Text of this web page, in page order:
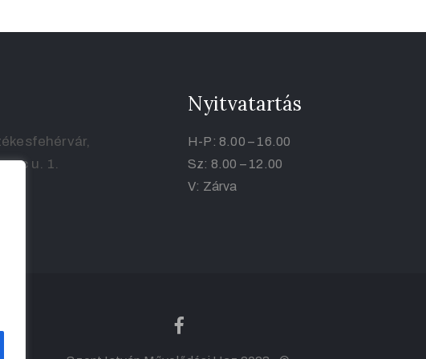
u. 1.
Nyitvatartás
H-P: 8.00 – 16.00
Sz: 8.00 – 12.00
V: Zárva